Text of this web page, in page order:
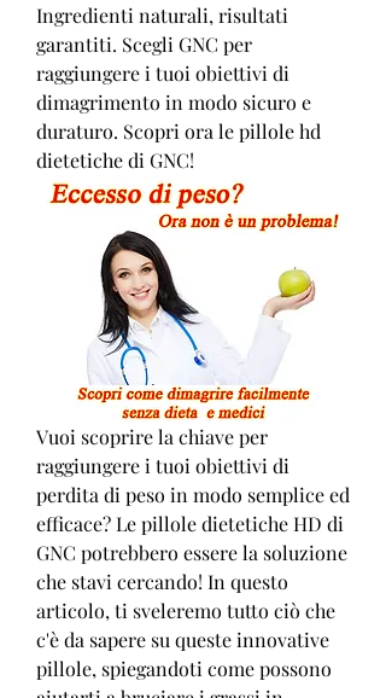
Ingredienti naturali, risultati
garantiti. Scegli GNC per
raggiungere i tuoi obiettivi di
dimagrimento in modo sicuro e
duraturo. Scopri ora le pillole hd
dietetiche di GNC!
Vuoi scoprire la chiave per
raggiungere i tuoi obiettivi di
perdita di peso in modo semplice ed
efficace? Le pillole dietetiche HD di
GNC potrebbero essere la soluzione
che stavi cercando! In questo
articolo, ti sveleremo tutto ciò che
c'è da sapere su queste innovative
pillole, spiegandoti come possono